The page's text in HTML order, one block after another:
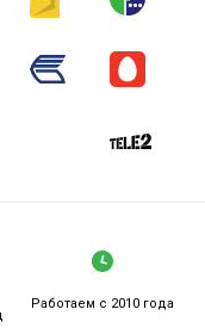
день ото дня
шкуру
в этом богом
The Kill
Работаем с 2010 года